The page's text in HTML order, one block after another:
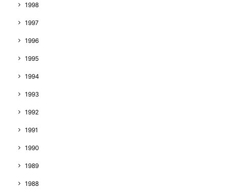
1998
1997
1996
1995
1994
1993
1992
1991
1990
1989
1988